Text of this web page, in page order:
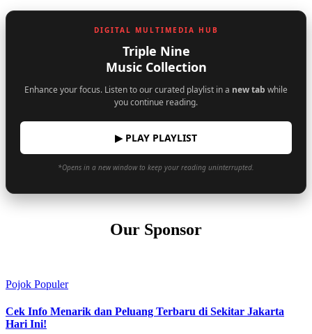
DIGITAL MULTIMEDIA HUB
Triple Nine
Music Collection
Enhance your focus. Listen to our curated playlist in a new tab while
you continue reading.
▶ PLAY PLAYLIST
*Opens in a new window to keep your reading uninterrupted.
Our Sponsor
Pojok Populer
Cek Info Menarik dan Peluang Terbaru di Sekitar Jakarta
Hari Ini!